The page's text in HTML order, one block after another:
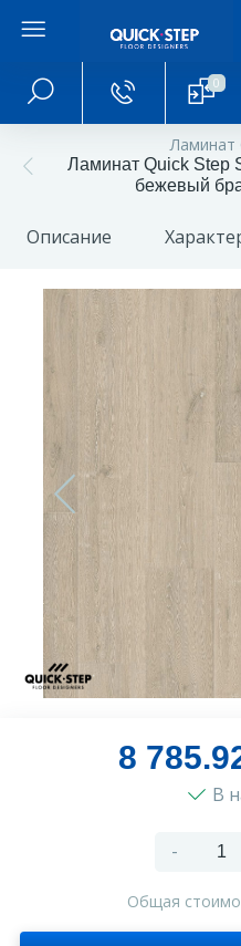
0
Ламинат
Ламинат Quick Step
бежевый
Описание
8
В
-
Общая
Главное меню
Главная
О магазине
Акции и скидки
Статьи и обзоры
Фотогалерея
Оплата и доставка
Контакты
Монтаж